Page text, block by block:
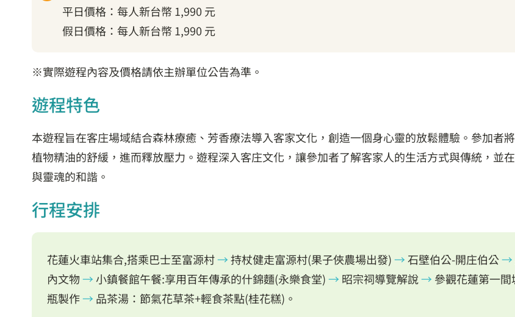
平日價格：每人新台幣 1,990 元
假日價格：每人新台幣 1,990 元
※實際遊程內容及價格請依主辦單位公告為準。
遊程特色
本遊程旨在客庄場域結合森林療癒、芳香療法導入客家文化，創造一個身心靈的放鬆體驗。參加者
植物精油的舒緩，進而釋放壓力。遊程深入客庄文化，讓參加者了解客家人的生活方式與傳統，並
與靈魂的和諧。
行程安排
花蓮火車站集合,搭乘巴士至富源村→持杖健走富源村(果子俠農場出發)→石壁伯公-開庄伯公→
內文物→小鎮餐館午餐:享用百年傳承的什錦麵(永樂食堂)→ 昭宗祠導覽解說→ 參觀花蓮第一
瓶製作→ 品茶湯：節氣花草茶+輕食茶點(桂花糕)。